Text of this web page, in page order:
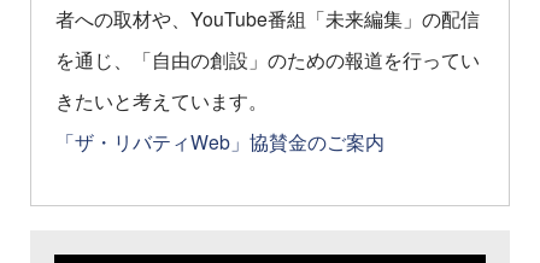
者への取材や、YouTube番組「未来編集」の配信
を通じ、「自由の創設」のための報道を行ってい
きたいと考えています。
「ザ・リバティWeb」協賛金のご案内